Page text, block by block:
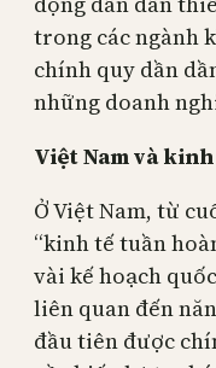
trong các ngành
chính quy dần
những doanh
Việt Nam và
Ở Việt Nam, từ
“kinh tế tuần
vài kế hoạch
liên quan đến
đầu tiên được